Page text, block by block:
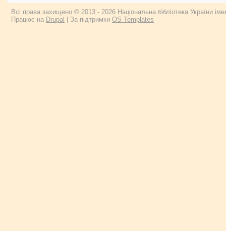
Всі права захищено © 2013 - 2026 Національна бібліотека України
Працює на Drupal | За підтримки OS Templates